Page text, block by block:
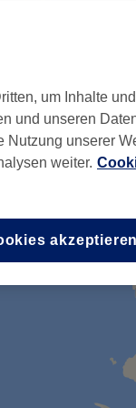
um Inhalte
und unseren
Nutzung unserer
weiter.
akzeptieren